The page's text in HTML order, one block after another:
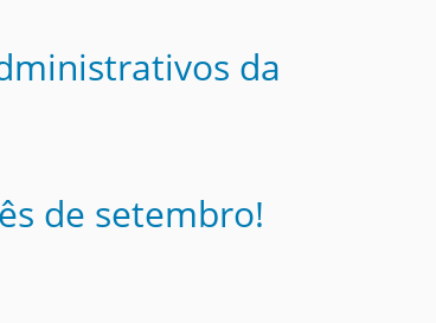
da
de setembro!